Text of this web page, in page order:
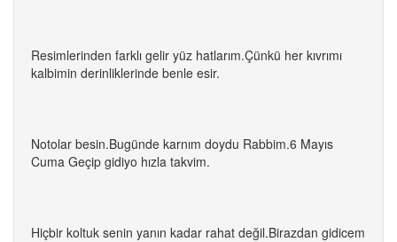
Resimlerinden farklı gelir yüz hatlarım.Çünkü her kıvrımı
kalbimin derinliklerinde benle esir.
Notolar besin.Bugünde karnım doydu Rabbim.6 Mayıs
Cuma Geçip gidiyo hızla takvim.
Hiçbir koltuk senin yanın kadar rahat değil.Birazdan gidicem